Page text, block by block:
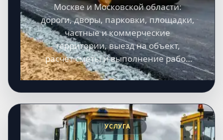
Москве и Московской области:
дороги, дворы, парковки, площадки,
частные и коммерческие
территории, выезд на объект,
расчет сметы и выполнение работ
под ключ.
УСЛУГА